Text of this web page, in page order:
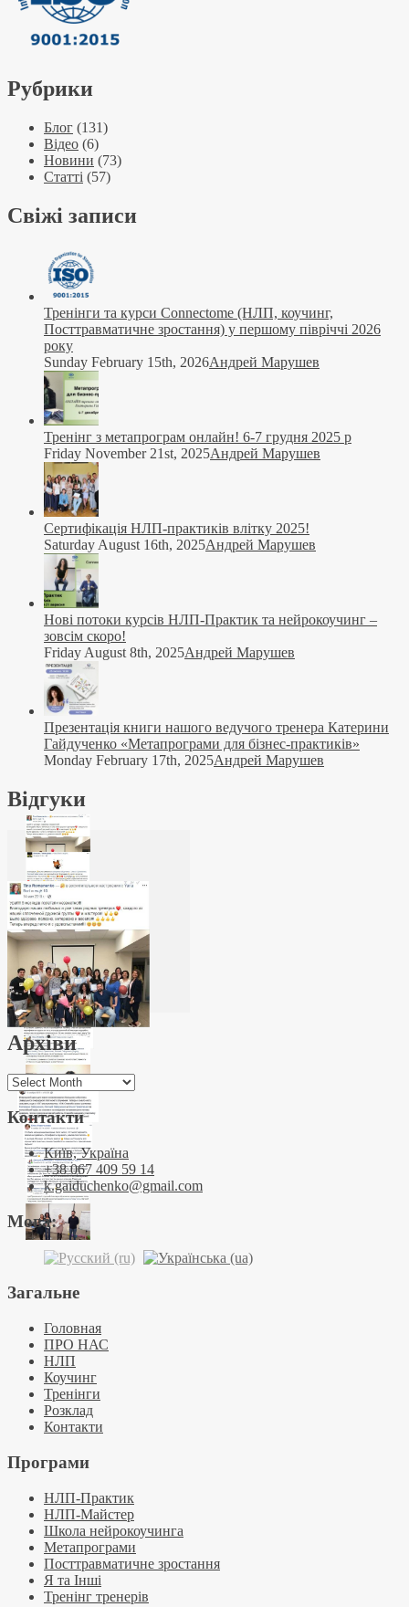
Рубрики
Блог (131)
Відео (6)
Новини (73)
Статті (57)
Свіжі записи
Тренінги та курси Connectome (НЛП, коучинг,
Посттравматичне зростання) у першому півріччі 2026
року
Sunday February 15th, 2026Андрей Марушев
Тренінг з метапрограм онлайн! 6-7 грудня 2025 р
Friday November 21st, 2025Андрей Марушев
Сертифікація НЛП-практиків влітку 2025!
Saturday August 16th, 2025Андрей Марушев
Нові потоки курсів НЛП-Практик та нейрокоучинг –
зовсім скоро!
Friday August 8th, 2025Андрей Марушев
Презентація книги нашого ведучого тренера Катерини
Гайдученко «Метапрограми для бізнес-практиків»
Monday February 17th, 2025Андрей Марушев
Відгуки
Архіви
Архіви
Контакти
Київ, Україна
+38 067 409 59 14
k.gaiduchenko@gmail.com
Мова:
Загальне
Головная
ПРО НАС
НЛП
Коучинг
Тренінги
Розклад
Контакти
Програми
НЛП-Практик
НЛП-Майстер
Школа нейрокоучинга
Метапрограми
Посттравматичне зростання
Я та Інші
Тренінг тренерів